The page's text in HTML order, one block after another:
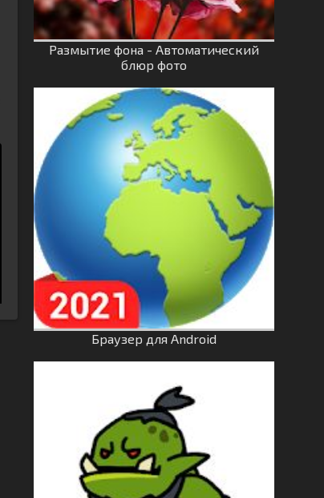
Размытие фона - Автоматический
блюр фото
Браузер для Android